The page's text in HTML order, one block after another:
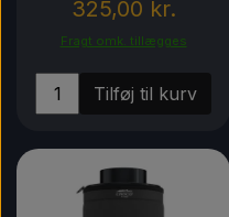
m3/h
325,00 kr.
Fragt omk. tillægges
Tilføj til kurv